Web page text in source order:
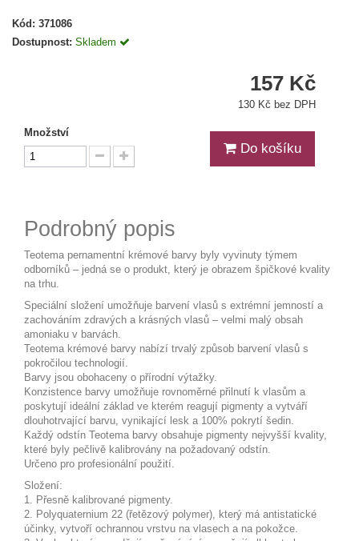
Kód: 371086
Dostupnost: Skladem
157 Kč
130 Kč bez DPH
Množství
Do košíku
Podrobný popis
Teotema pernamentní krémové barvy byly vyvinuty týmem
odborníků – jedná se o produkt, který je obrazem špičkové kvality
na trhu.
Speciální složení umožňuje barvení vlasů s extrémní jemností a
zachováním zdravých a krásných vlasů – velmi malý obsah
amoniaku v barvách.
Teotema krémové barvy nabízí trvalý způsob barvení vlasů s
pokročilou technologií.
Barvy jsou obohaceny o přírodní výtažky.
Konzistence barvy umožňuje rovnoměrné přilnutí k vlasům a
poskytují ideální základ ve kterém reagují pigmenty a vytváří
dlouhotrvající barvu, vynikající lesk a 100% pokrytí šedin.
Každý odstín Teotema barvy obsahuje pigmenty nejvyšší kvality,
které byly pečlivě kalibrovány na požadovaný odstín.
Určeno pro profesionální použití.
Složení:
1. Přesně kalibrované pigmenty.
2. Polyquaternium 22 (řetězový polymer), který má antistatické
účinky, vytvoří ochrannou vrstvu na vlasech a na pokožce.